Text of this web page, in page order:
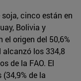
cinco están en
Bolivia y
el origen del 50,6%
los 334,8
de la FAO. El
de la